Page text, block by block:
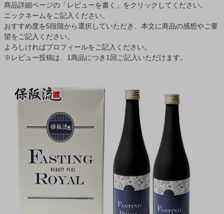
商品詳細ページの「レビューを書く」をクリックしてください。
ニックネームをご記入ください。
おすすめ度を5段階から選択していただき、本文に商品の感想やご要
望をご記入ください。
よろしければプロフィールをご記入ください。
※レビュー投稿は、1商品につき1回ご記入いただけます。